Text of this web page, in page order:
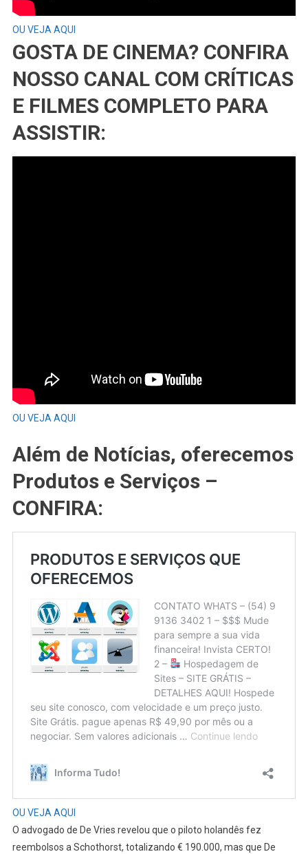
OU VEJA AQUI
GOSTA DE CINEMA? CONFIRA
NOSSO CANAL COM CRÍTICAS
E FILMES COMPLETO PARA
ASSISTIR:
OU VEJA AQUI
Além de Notícias, oferecemos
Produtos e Serviços –
CONFIRA:
OU VEJA AQUI
O advogado de De Vries revelou que o piloto holandês fez
reembolsos a Schothorst, totalizando € 190.000, mas que De